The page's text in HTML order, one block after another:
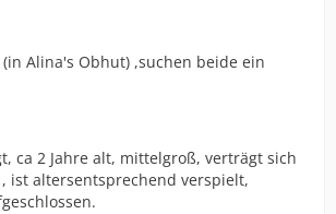
und hört schlecht...
Alina's Obhut) ,suchen beide ein
ca 2 Jahre alt, mittelgroß, verträgt sich
ist altersentsprechend verspielt,